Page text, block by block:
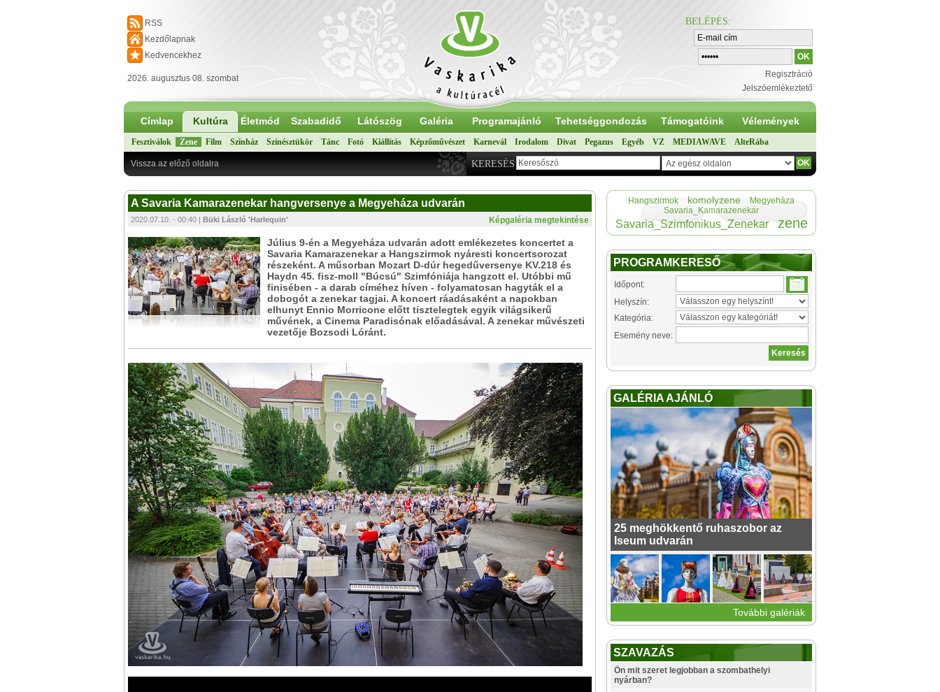
RSS
Kezdőlapnak
Kedvencekhez
2026. augusztus 08. szombat
BELÉPÉS:
Regisztráció
Jelszóemlékeztető
Címlap Kultúra Életmód Szabadidő Látószög Galéria Programajánló Tehetséggondozás Támogatóink Vélemények
Fesztiválok Zene Film Színház Színésztükör Tánc Fotó Kiállítás Képzőművészet Karnevál Irodalom Divat Pegazus Egyéb VZ MEDIAWAVE AlteRába
KERESÉS
Vissza az előző oldalra
A Savaria Kamarazenekar hangversenye a Megyeháza udvarán
Képgaléria megtekintése
2020.07.10. - 00:40 | Büki László 'Harlequin'
Július 9-én a Megyeháza udvarán adott emlékezetes koncertet a
Savaria Kamarazenekar a Hangszirmok nyáresti koncertsorozat
részeként. A műsorban Mozart D-dúr hegedűversenye KV.218 és
Haydn 45. fisz-moll "Búcsú" Szimfóniája hangzott el. Utóbbi mű
finisében - a darab címéhez híven - folyamatosan hagyták el a
dobogót a zenekar tagjai. A koncert ráadásaként a napokban
elhunyt Ennio Morricone előtt tisztelegtek egyik világsikerű
művének, a Cinema Paradisónak előadásával. A zenekar művészeti
vezetője Bozsodi Lóránt.
Hangszirmok komolyzene
Megyeháza
Savaria_Kamarazenekar
Savaria_Szimfonikus_Zenekar zene
PROGRAMKERESŐ
Időpont:
Helyszín:
Kategória:
Esemény neve:
GALÉRIA AJÁNLÓ
25 meghökkentő ruhaszobor az
Iseum udvarán
További galériák
SZAVAZÁS
Ön mit szeret legjobban a szombathelyi
nyárban?